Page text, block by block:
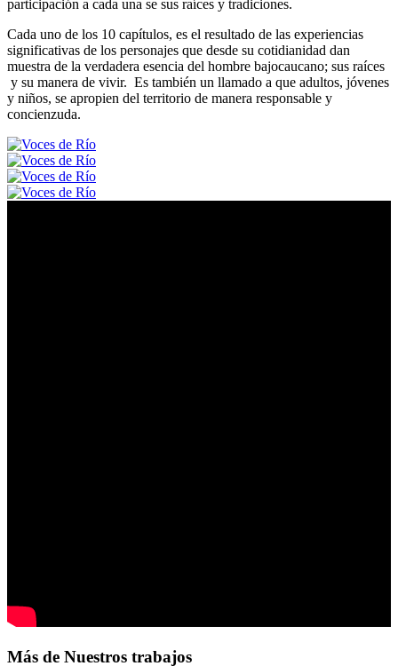
participación a cada una se sus raíces y tradiciones.
Cada uno de los 10 capítulos, es el resultado de las experiencias
significativas de los personajes que desde su cotidianidad dan
muestra de la verdadera esencia del hombre bajocaucano; sus raíces
y su manera de vivir. Es también un llamado a que adultos, jóvenes
y niños, se apropien del territorio de manera responsable y
concienzuda.
Más de Nuestros trabajos